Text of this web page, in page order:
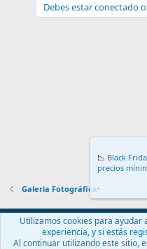
Debes estar conectado
Galeria Fotográfica
Español (ES)
Contáctanos
Términos y reglas
📉 Black
precios
.
Utilizamos cookies para ayudar
experiencia, y si estás
Al continuar utilizando este sitio,